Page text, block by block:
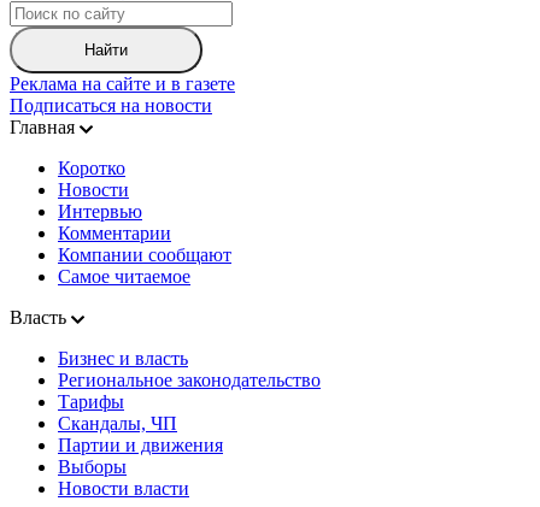
Найти
Реклама на сайте и в газете
Подписаться на новости
Главная
Коротко
Новости
Интервью
Комментарии
Компании сообщают
Самое читаемое
Власть
Бизнес и власть
Региональное законодательство
Тарифы
Скандалы, ЧП
Партии и движения
Выборы
Новости власти